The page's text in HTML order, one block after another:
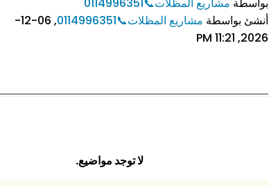
بواسطة مشاريع المظلات📞0114996351
أنشئ بواسطة مشاريع المظلات📞0114996351 ,
06-12-
2026, 11:21 PM
لا توجد مواضيع.